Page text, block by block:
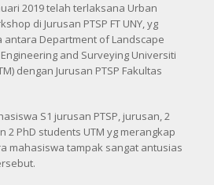
2019 telah terlaksana Urban
di Jurusan PTSP FT UNY, yg
Department of Landscape
and Surveying Universiti
dengan Jurusan PTSP Fakultas
S1 jurusan PTSP, jurusan, 2
2 PhD students UTM yg merangkap
mahasiswa tampak sangat antusias